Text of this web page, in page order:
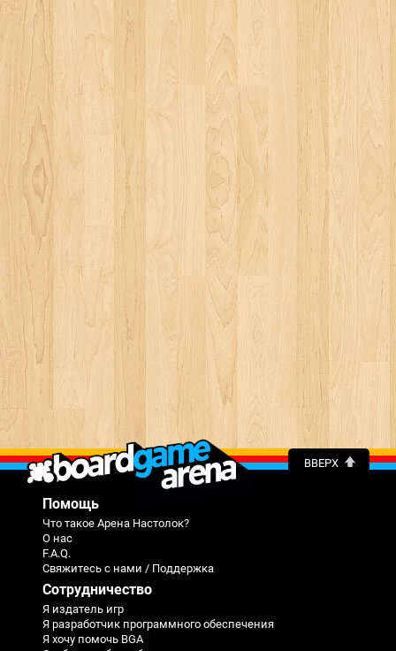
ВВЕРХ
Помощь
Что такое Арена Настолок?
О нас
F.A.Q.
Свяжитесь с нами / Поддержка
Сотрудничество
Я издатель игр
Я разработчик программного обеспечения
Я хочу помочь BGA